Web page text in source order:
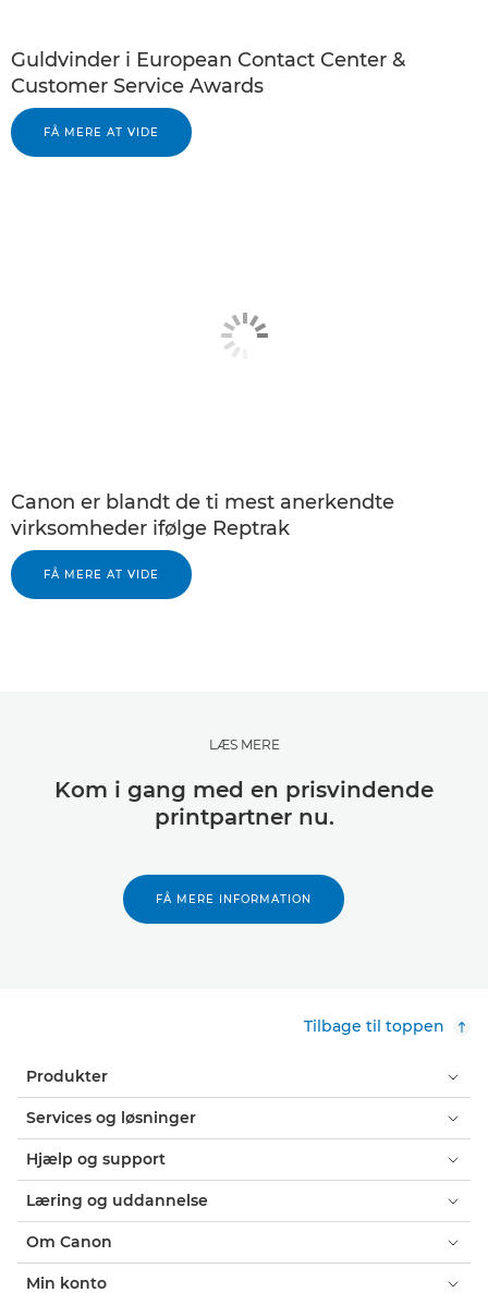
Guldvinder i European Contact Center &
Customer Service Awards
FÅ MERE AT VIDE
Canon er blandt de ti mest anerkendte
virksomheder ifølge Reptrak
FÅ MERE AT VIDE
LÆS MERE
Kom i gang med en prisvindende
printpartner nu.
FÅ MERE INFORMATION
Tilbage til toppen
Produkter
Services og løsninger
Hjælp og support
Læring og uddannelse
Om Canon
Min konto